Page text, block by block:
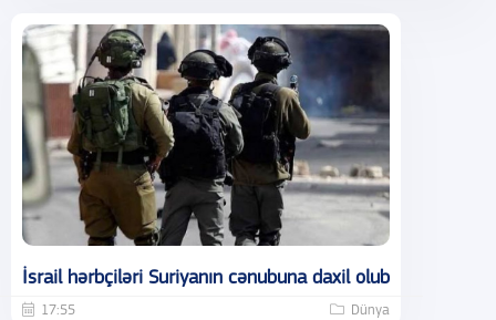
İsrail hərbçiləri Suriyanın cənubuna daxil olub
17:55 Dünya